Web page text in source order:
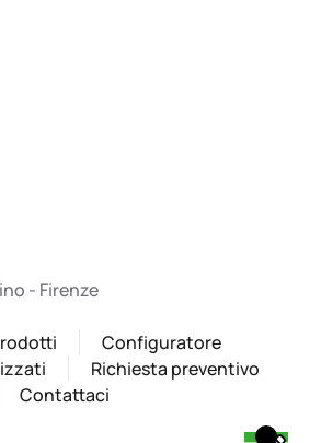
- Firenze
Configuratore
Richiesta preventivo
Contattaci